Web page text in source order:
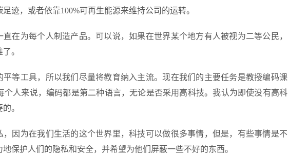
迹，或者依靠100%可再生能源来维持公司的运转。
在为每个人制造产品。可以说，如果在世界某个地方有人被视为二等公民，
。
等工具，所以我们尽量将教育纳入主流。现在我们的主要任务是教授编码课
个人来说，编码都是第二种语言，无论是否采用高科技。我认为即使没有高科
。
因为在我们生活的这个世界里，科技可以做很多事情，但是，有些事情是不
保护人们的隐私和安全，并希望为他们屏蔽一些不好的东西。